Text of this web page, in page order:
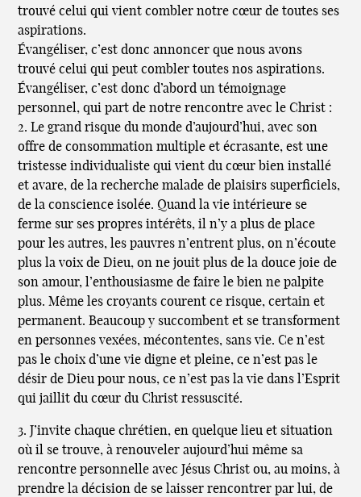
trouvé celui qui vient combler notre cœur de toutes ses
aspirations.
Évangéliser, c’est donc annoncer que nous avons
trouvé celui qui peut combler toutes nos aspirations.
Évangéliser, c’est donc d’abord un témoignage
personnel, qui part de notre rencontre avec le Christ :
2. Le grand risque du monde d’aujourd’hui, avec son
offre de consommation multiple et écrasante, est une
tristesse individualiste qui vient du cœur bien installé
et avare, de la recherche malade de plaisirs superficiels,
de la conscience isolée. Quand la vie intérieure se
ferme sur ses propres intérêts, il n’y a plus de place
pour les autres, les pauvres n’entrent plus, on n’écoute
plus la voix de Dieu, on ne jouit plus de la douce joie de
son amour, l’enthousiasme de faire le bien ne palpite
plus. Même les croyants courent ce risque, certain et
permanent. Beaucoup y succombent et se transforment
en personnes vexées, mécontentes, sans vie. Ce n’est
pas le choix d’une vie digne et pleine, ce n’est pas le
désir de Dieu pour nous, ce n’est pas la vie dans l’Esprit
qui jaillit du cœur du Christ ressuscité.
3. J’invite chaque chrétien, en quelque lieu et situation
où il se trouve, à renouveler aujourd’hui même sa
rencontre personnelle avec Jésus Christ ou, au moins, à
prendre la décision de se laisser rencontrer par lui, de